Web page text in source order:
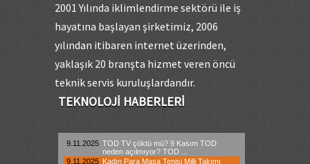
2001 Yılında iklimlendirme sektörü ile iş
hayatına başlayan şirketimiz, 2006
yılından itibaren internet üzerinden,
yaklaşık 20 branşta hizmet veren öncü
teknik servis kuruluşlardandır.
TEKNOLOJI HABERLERI